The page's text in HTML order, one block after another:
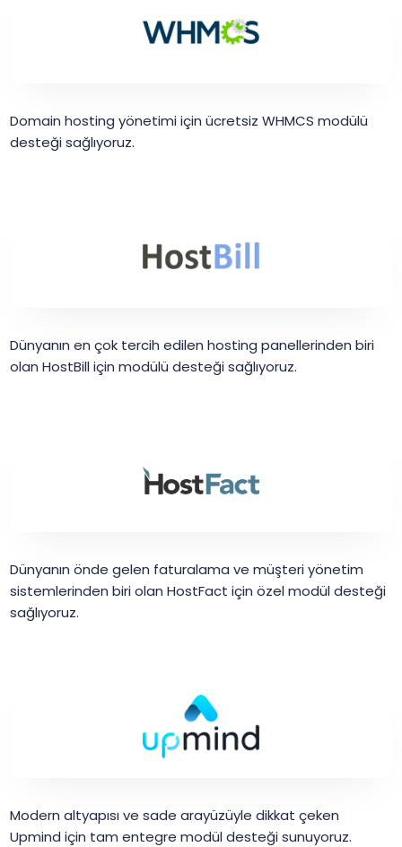
Domain hosting yönetimi için ücretsiz WHMCS modülü
desteği sağlıyoruz.
Dünyanın en çok tercih edilen hosting panellerinden biri
olan HostBill için modülü desteği sağlıyoruz.
Dünyanın önde gelen faturalama ve müşteri yönetim
sistemlerinden biri olan HostFact için özel modül desteği
sağlıyoruz.
Modern altyapısı ve sade arayüzüyle dikkat çeken
Upmind için tam entegre modül desteği sunuyoruz.